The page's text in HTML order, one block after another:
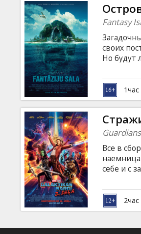
Fantasy
своих
Но будут
Все в
себе и с
для
тайн во